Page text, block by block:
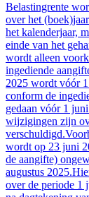
Belastingrente
over het
het kalenderjaar,
einde van het
wordt alleen
ingediende
2025 wordt vóór
conform de
gedaan vóór 1
wijzigingen zijn
wordt op 23 juni
de aangifte)
augustus
over de periode 1